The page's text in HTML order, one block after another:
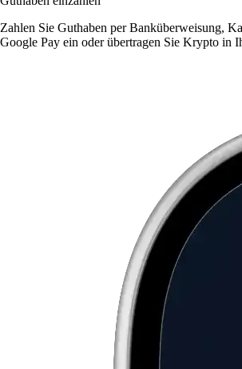
Zahlen Sie Guthaben per Banküberweisung,
Google Pay ein oder übertragen Sie Krypto in